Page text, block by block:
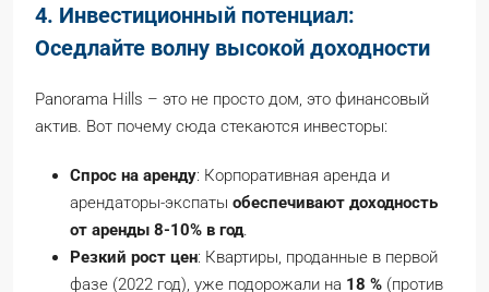
4. Инвестиционный потенциал:
Оседлайте волну высокой доходности
Panorama Hills – это не просто дом, это финансовый
актив. Вот почему сюда стекаются инвесторы:
Спрос на аренду: Корпоративная аренда и
арендаторы-экспаты обеспечивают доходность
от аренды 8-10% в год.
Резкий рост цен: Квартиры, проданные в первой
фазе (2022 год), уже подорожали на 18 % (против